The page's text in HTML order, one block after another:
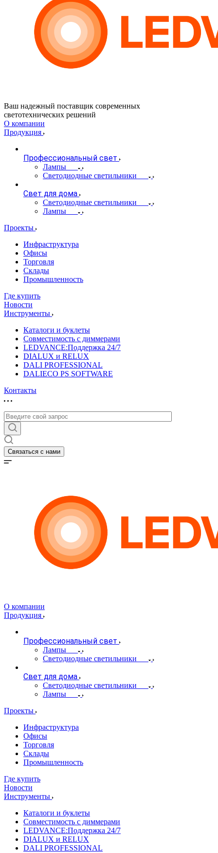
Ваш надежный поставщик современных
светотехнических решений
О компании
Продукция
Профессиональный свет
Лампы
Светодиодные светильники
Свет для дома
Светодиодные светильники
Лампы
Проекты
Инфраструктура
Офисы
Торговля
Склады
Промышленность
Где купить
Новости
Инструменты
Каталоги и буклеты
Совместимость с диммерами
LEDVANCE:Поддержка 24/7
DIALUX и RELUX
DALI PROFESSIONAL
DALIECO PS SOFTWARE
Контакты
Связаться с нами
О компании
Продукция
Профессиональный свет
Лампы
Светодиодные светильники
Свет для дома
Светодиодные светильники
Лампы
Проекты
Инфраструктура
Офисы
Торговля
Склады
Промышленность
Где купить
Новости
Инструменты
Каталоги и буклеты
Совместимость с диммерами
LEDVANCE:Поддержка 24/7
DIALUX и RELUX
DALI PROFESSIONAL